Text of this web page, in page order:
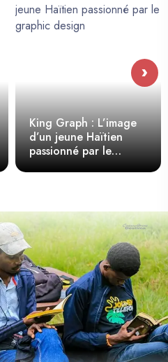
King Graph : L’image
d’un jeune Haïtien
passionné par le
graphic design
›